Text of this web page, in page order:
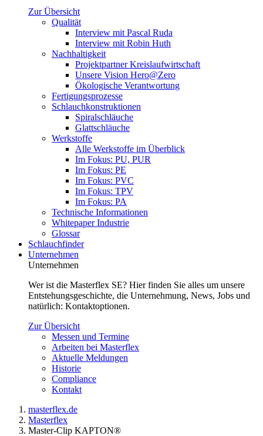
Zur Übersicht
Qualität
Interview mit Pascal Ruda
Interview mit Robin Huth
Nachhaltigkeit
Projektpartner Kreislaufwirtschaft
Unsere Vision Hero@Zero
Ökologische Verantwortung
Fertigungsprozesse
Schlauchkonstruktionen
Spiralschläuche
Glattschläuche
Werkstoffe
Alle Werkstoffe im Überblick
Im Fokus: PU, PUR
Im Fokus: PE
Im Fokus: PVC
Im Fokus: TPV
Im Fokus: PA
Technische Informationen
Whitepaper Industrie
Glossar
Schlauchfinder
Unternehmen
Unternehmen
Wer ist die Masterflex SE? Hier finden Sie alles um unsere
Entstehungsgeschichte, die Unternehmung, News, Jobs und
natürlich: Kontaktoptionen.
Zur Übersicht
Messen und Termine
Arbeiten bei Masterflex
Aktuelle Meldungen
Historie
Compliance
Kontakt
masterflex.de
Masterflex
Master-Clip KAPTON®